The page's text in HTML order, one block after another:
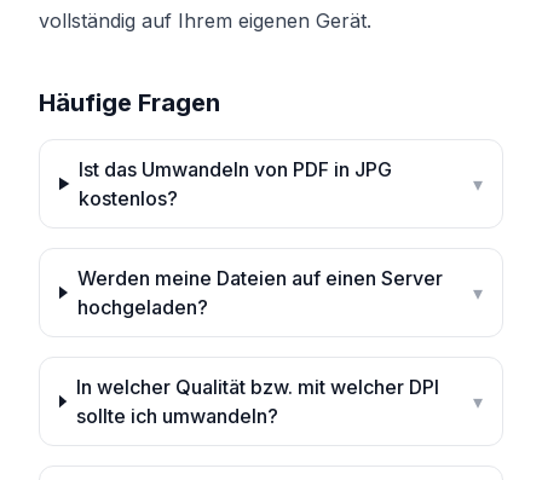
vollständig auf Ihrem eigenen Gerät.
Häufige Fragen
Ist das Umwandeln von PDF in JPG
kostenlos?
▾
Werden meine Dateien auf einen Server
hochgeladen?
▾
In welcher Qualität bzw. mit welcher DPI
sollte ich umwandeln?
▾